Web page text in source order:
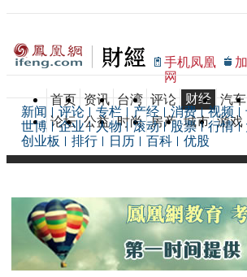
手机凤凰
网
首页 资讯 台湾 评论 财经 汽车
论坛 公益 时尚 房产 城市 游戏
新闻 评论 专栏 产经 消费 视频
世博
企业 人物 滚动 股票 行情
创业板
排行 日历 百科 优股